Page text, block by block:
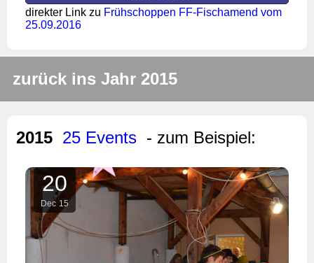
direkter Link zu Frühschoppen FF-Fischamend vom
25.09.2016
zurück ins Jahr 2015
2015 25 Events - zum Beispiel:
20
Dec 15